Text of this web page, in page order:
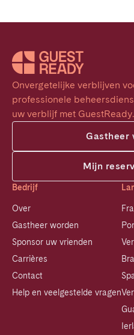
Onvergetelijke verblijven
professionele
uw verblijf met GuestReady.
Gastheer
Mijn
Bedrijf
Over
Gastheer worden
Sponsor uw vrienden
Carrières
Contact
Help en veelgestelde vragen